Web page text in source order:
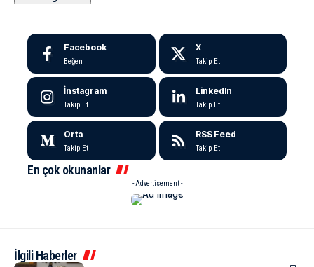
Facebook
Beğen
X
Takip Et
İnstagram
Takip Et
LinkedIn
Takip Et
Orta
Takip Et
RSS Feed
Takip Et
En çok okunanlar
- Advertisement -
İlgili Haberler